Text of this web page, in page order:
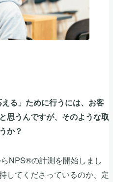
える」ために行うには、お客
思うんですが、そのような取
か？
NPS®の計測を開始しまし
してくださっているのか、定